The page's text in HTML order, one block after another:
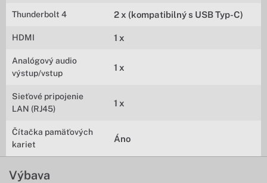
Thunderbolt 4 2 x (kompatibilný s USB Typ-C)
HDMI 1 x
Analógový audio
výstup/vstup
1 x
Sieťové pripojenie
LAN (RJ45)
1 x
Čítačka pamäťových
kariet
Áno
Výbava